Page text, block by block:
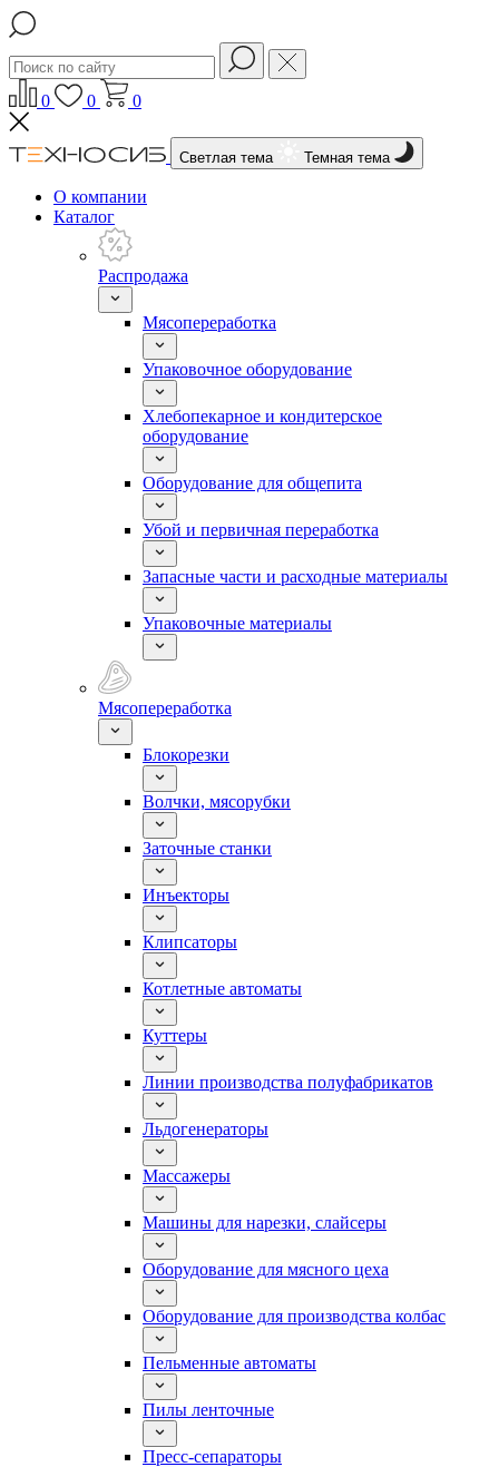
0 0 0
Светлая тема Темная тема
О компании
Каталог
Распродажа
Мясопереработка
Упаковочное оборудование
Хлебопекарное и кондитерское
оборудование
Оборудование для общепита
Убой и первичная переработка
Запасные части и расходные материалы
Упаковочные материалы
Мясопереработка
Блокорезки
Волчки, мясорубки
Заточные станки
Инъекторы
Клипсаторы
Котлетные автоматы
Куттеры
Линии производства полуфабрикатов
Льдогенераторы
Массажеры
Машины для нарезки, слайсеры
Оборудование для мясного цеха
Оборудование для производства колбас
Пельменные автоматы
Пилы ленточные
Пресс-сепараторы